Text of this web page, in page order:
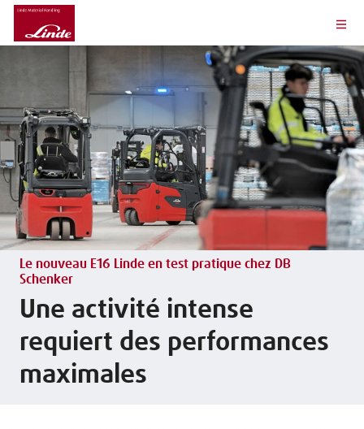
Le nouveau E16 Linde en test pratique chez DB
Schenker
Une activité intense
requiert des performances
maximales